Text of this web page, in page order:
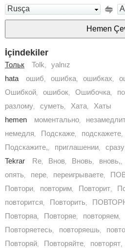
Rusça
İçindekiler
Тольк Tolk, yalnız
hata
ошиб, ошибка, ошибках,
Ошибкой, ошибок, Ошибочка,
разлому, суметь, Хата, Хаты
hemen
моментально,
немедля, Подскаже, подскажете,
Подскажите,, приглашении, сразу
Tekrar
Rе, Внов, Вновь, вновь,,
опять, пере, переигрываете,
Повтори, повторим, Повторит,
повторится, Повторить,
Повторяа, Повторяе, повторяем,
Повторяетесь, повторяешь,
Повторяй, Повторяйте, повторят,